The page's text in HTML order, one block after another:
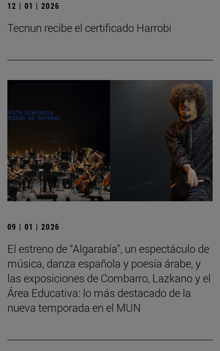
12 | 01 | 2026
Tecnun recibe el certificado Harrobi
09 | 01 | 2026
El estreno de “Algarabía”, un espectáculo de
música, danza española y poesía árabe, y
las exposiciones de Combarro, Lazkano y el
Área Educativa: lo más destacado de la
nueva temporada en el MUN